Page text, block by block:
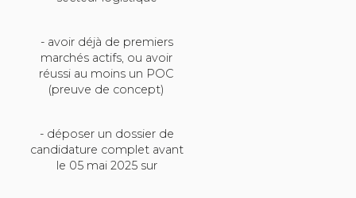
- avoir déjà de premiers
marchés actifs, ou avoir
réussi au moins un POC
(preuve de concept)
- déposer un dossier de
candidature complet avant
le 05 mai 2025 sur